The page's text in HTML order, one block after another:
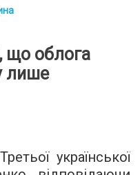
що облога
лише
української